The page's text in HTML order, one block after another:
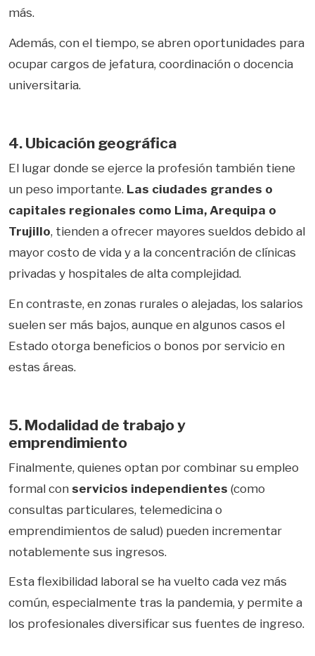
más.
Además, con el tiempo, se abren oportunidades para
ocupar cargos de jefatura, coordinación o docencia
universitaria.
4. Ubicación geográfica
El lugar donde se ejerce la profesión también tiene
un peso importante. Las ciudades grandes o
capitales regionales como Lima, Arequipa o
Trujillo, tienden a ofrecer mayores sueldos debido al
mayor costo de vida y a la concentración de clínicas
privadas y hospitales de alta complejidad.
En contraste, en zonas rurales o alejadas, los salarios
suelen ser más bajos, aunque en algunos casos el
Estado otorga beneficios o bonos por servicio en
estas áreas.
5. Modalidad de trabajo y
emprendimiento
Finalmente, quienes optan por combinar su empleo
formal con servicios independientes (como
consultas particulares, telemedicina o
emprendimientos de salud) pueden incrementar
notablemente sus ingresos.
Esta flexibilidad laboral se ha vuelto cada vez más
común, especialmente tras la pandemia, y permite a
los profesionales diversificar sus fuentes de ingreso.